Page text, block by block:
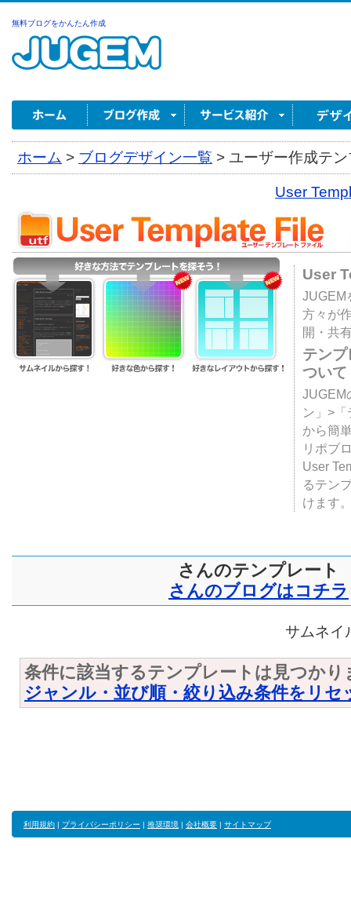
無料ブログをかんたん作成
ホーム > ブログデザイン一覧 > ユーザー作成テ
User
User
JUGEM
方々が
開・共
テン
ついて
JUGEM
ン」>
から簡
リポブ
User
るテン
けます
さんのテンプレート
さんのブログはコチラ
サムネイ
条件に該当するテンプレートは見つかり
ジャンル・並び順・絞り込み条件をリセ
利用規約 | プライバシーポリシー | 推奨環境 | 会社概要 | サイトマップ